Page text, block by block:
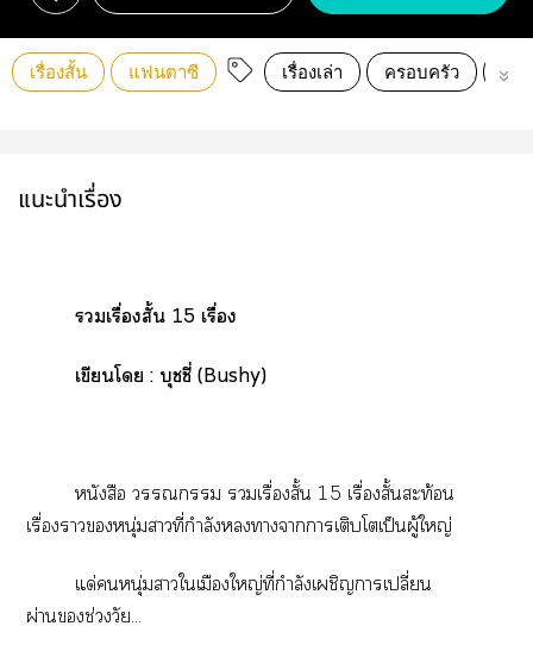
เรื่องสั้น แฟนตาซี เรื่องเล่า ครอบครัว มิต
แนะนำเรื่อง
เรื่องสั้น 15 เรื่อง
เขียนโ : บุชชี่ (Bushy)
หนังสือ  เรื่องสั้น 15 เรื่องสั้นสะท้อน
เรื่องาหนุ่มาที่กำลังาาการเติบโเป็นผู้ใหญ่
แด่หนุ่มาใเมืองใหญ่ที่กำลังเผชิญาเปลี่ยน
ผ่านช่วงวัย...